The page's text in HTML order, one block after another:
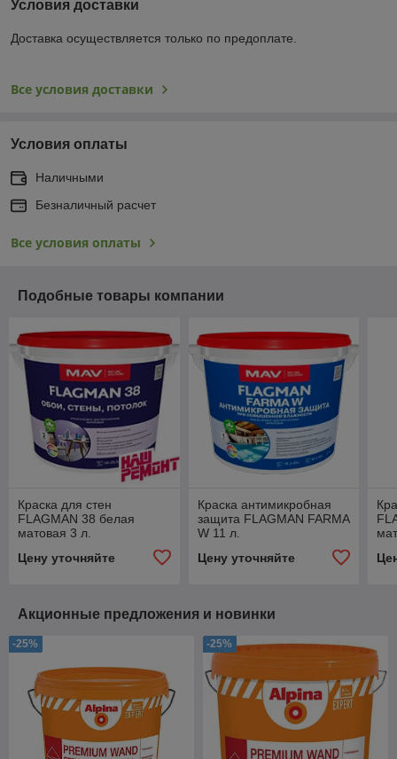
Условия доставки
Доставка осуществляется только по предоплате.
Все условия доставки
Условия оплаты
Наличными
Безналичный расчет
Все условия оплаты
Подобные товары компании
Краска для стен
FLAGMAN 38 белая
матовая 3 л.
Цену уточняйте
Краска антимикробная
защита FLAGMAN FARMA
W 11 л.
Цену уточняйте
Акционные предложения и новинки
-25% -25%